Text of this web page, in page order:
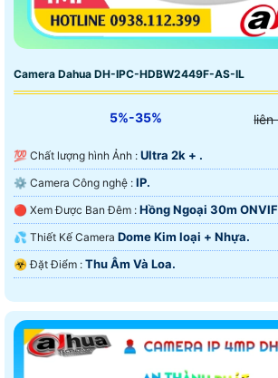
Camera Dahua DH-IPC-HDBW2449F-AS-IL
5%-35% liên
💯 Chất lượng hình Ảnh : Ultra 2k + .
⚙ Camera Công nghệ : IP.
🔴 Xem Được Ban Đêm : Hồng Ngoại 30m
💦 Thiết Kế Camera Dome Kim loại + Nhựa.
️☣️ Đặt Điểm : Thu Âm Và Loa.